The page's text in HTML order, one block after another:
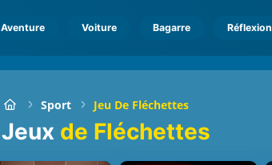
Aventure Voiture Bagarre Réflexion
Sport Jeu De Fléchettes
Jeux de Fléchettes